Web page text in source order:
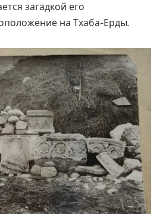
загадкой его
на Тхаба-Ерды.